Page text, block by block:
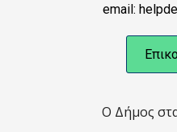
email:
Ο Δήμος